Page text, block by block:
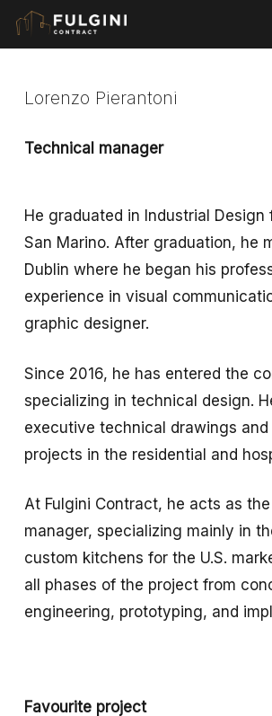
Skip
contentLorenzo Pierantoni
Technical manager
He graduated in Industrial Design
San Marino. After graduation, he
Dublin where he began his
experience in visual
graphic designer.
Since 2016, he has entered the
specializing in technical design.
executive technical drawings
projects in the residential and
At Fulgini Contract, he acts as
manager, specializing mainly in
custom kitchens for the U.S.
all phases of the project from
engineering, prototyping, and
Favourite project